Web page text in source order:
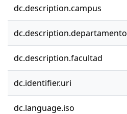
dc.description.campus
dc.description.departamento
dc.description.facultad
dc.identifier.uri
dc.language.iso